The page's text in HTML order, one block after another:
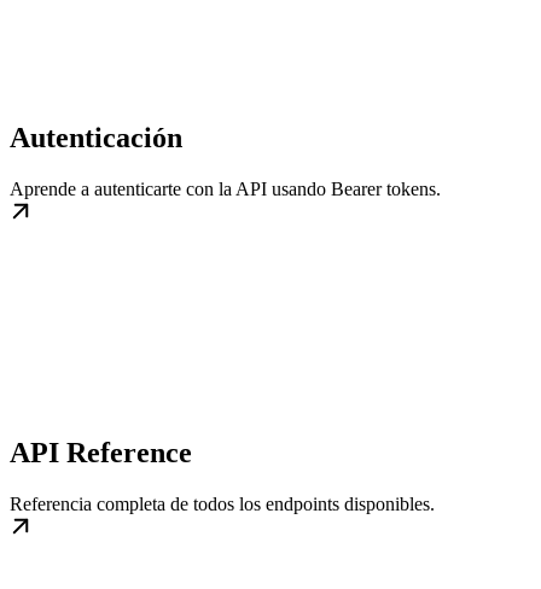
Autenticación
Aprende a autenticarte con la API usando Bearer tokens.
API Reference
Referencia completa de todos los endpoints disponibles.